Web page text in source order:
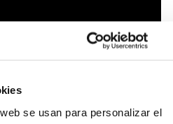
se usan para personalizar el